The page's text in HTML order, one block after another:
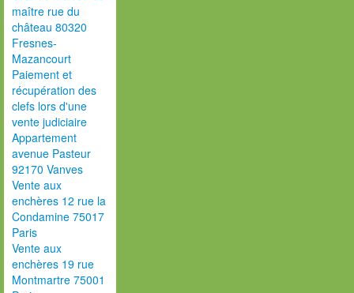
maître rue du
château 80320
Fresnes-
Mazancourt
Paiement et
récupération des
clefs lors d'une
vente judiciaire
Appartement
avenue Pasteur
92170 Vanves
Vente aux
enchères 12 rue la
Condamine 75017
Paris
Vente aux
enchères 19 rue
Montmartre 75001